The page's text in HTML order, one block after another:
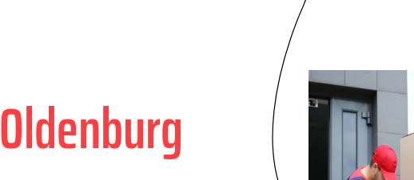
Oldenburg